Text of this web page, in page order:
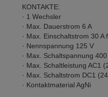
KONTAKTE:
· 1 Wechsler
· Max. Dauerstrom 6 A
· Max. Einschaltstrom 30 A
· Nennspannung 125 V
· Max. Schaltspannung
· Max. Schaltleistung AC1
· Max. Schaltstrom DC1
· Kontaktmaterial AgNi